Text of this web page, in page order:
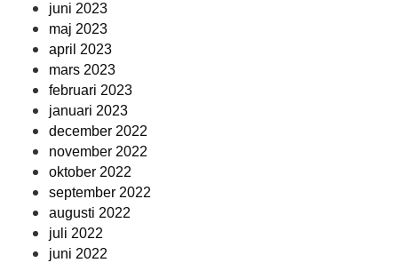
juni 2023
maj 2023
april 2023
mars 2023
februari 2023
januari 2023
december 2022
november 2022
oktober 2022
september 2022
augusti 2022
juli 2022
juni 2022